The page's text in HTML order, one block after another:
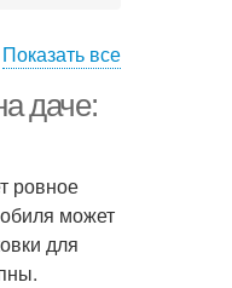
под
Показать все
даче:
ровное
может
для